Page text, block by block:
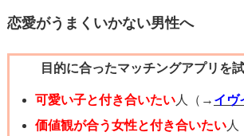
一度そのポジションに収まることができ
が来たときに自然に一歩踏み出せます。
囲への影響には注意しつつ、焦らず関係
ださい。あくまで彼氏のいる相手へのア
現在の彼女は、パートナーからの愛情を
ない」ことは事実だけれど、すぐにでも
こまでは切羽詰まってないイメージです
まるで子犬がしっぽを振って近づいてく
恋愛がうまくいかない男性へ
目的に合ったマッチングアプリを
可愛い子と付き合いたい人（→ イヴ
価値観が合う女性と付き合いたい人